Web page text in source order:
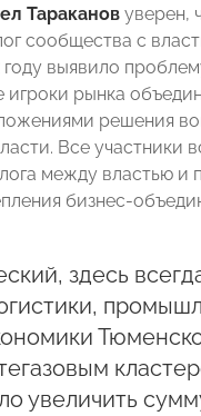
Тараканов уверен,
сообщества с
выявило
рынка
решения
Все участники
между властью
бизнес-
здесь
увеличить